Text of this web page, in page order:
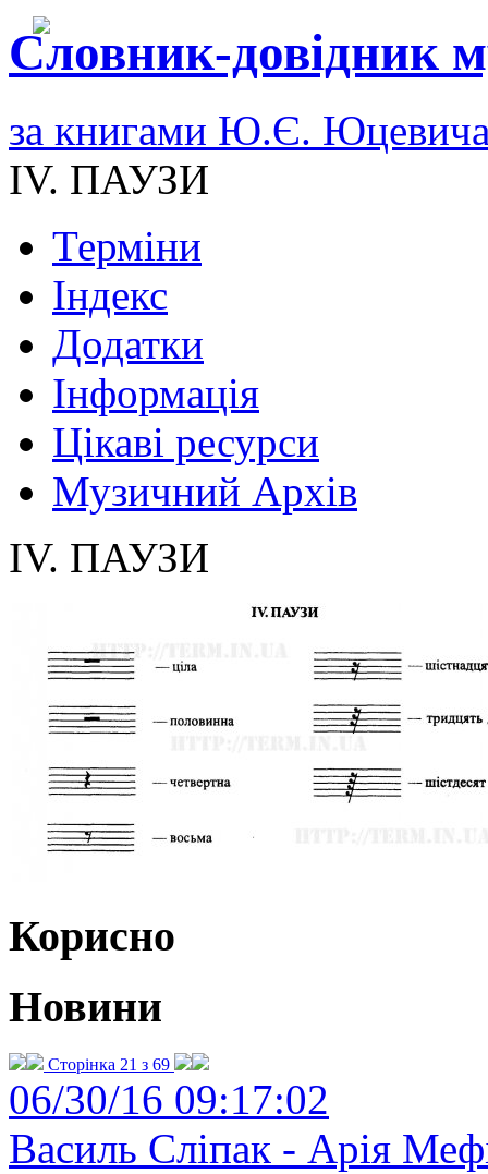
Словник-довідник
за книгами Ю.Є.
IV. ПАУЗИ
Терміни
Індекс
Додатки
Інформація
Цікаві ресурси
Музичний Архів
IV. ПАУЗИ
Корисно
Новини
Сторінка 21 з 69
06/30/16 09:17:02
Василь Сліпак - Арія